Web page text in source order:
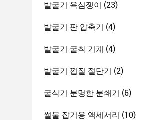
발굴기 욕심쟁이 (23)
발굴기 판 압축기 (4)
발굴기 굴착 기계 (4)
발굴기 껍질 절단기 (2)
굴삭기 분명한 분쇄기 (6)
썰물 잡기용 액세서리 (10)